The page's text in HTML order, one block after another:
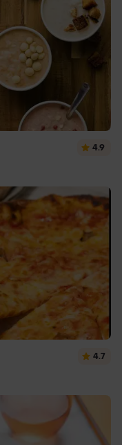
4.9
4.7